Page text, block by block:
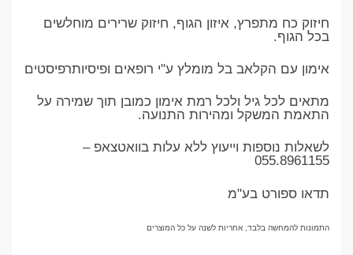
חיזוק כח מתפרץ, איזון הגוף, חיזוק שרירים מוחלשים
בכל הגוף.
אימון עם הקלאב בל מומלץ ע"י רופאים ופיסיותרפיסטים
מתאים לכל גיל ולכל רמת אימון כמובן תוך שמירה על
התאמת המשקל ומהירות התנועה.
לשאלות נוספות וייעוץ ללא עלות בוואטצאפ –
055.8961155
תדאו ספורט בע"מ
התמונות להמחשה בלבד, אחריות לשנה על כל המוצרים